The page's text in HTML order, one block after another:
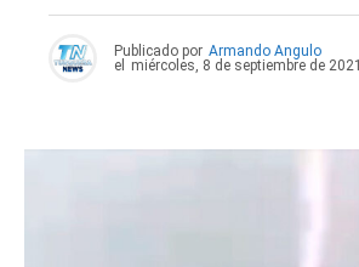
Publicado por Armando Angulo
el
miércoles, 8 de septiembre de 2021